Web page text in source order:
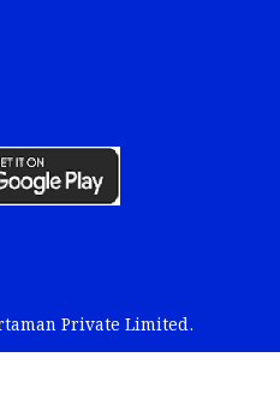
Private Limited.